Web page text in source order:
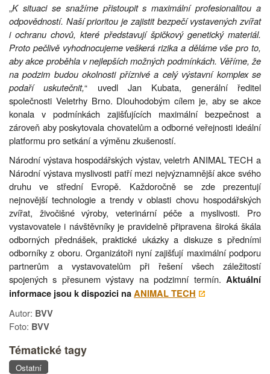
„K situaci se snažíme přistoupit s maximální profesionalitou a
odpovědností. Naší prioritou je zajistit bezpečí vystavených zvířat
i ochranu chovů, které představují špičkový genetický materiál.
Proto pečlivě vyhodnocujeme veškerá rizika a děláme vše pro to,
aby akce proběhla v nejlepších možných podmínkách. Věříme, že
na podzim budou okolnosti příznivé a celý výstavní komplex se
podaří uskutečnit,“ uvedl Jan Kubata, generální ředitel
společnosti Veletrhy Brno. Dlouhodobým cílem je, aby se akce
konala v podmínkách zajišťujících maximální bezpečnost a
zároveň aby poskytovala chovatelům a odborné veřejnosti ideální
platformu pro setkání a výměnu zkušeností.
Národní výstava hospodářských výstav, veletrh ANIMAL TECH a
Národní výstava myslivosti patří mezi nejvýznamnější akce svého
druhu ve střední Evropě. Každoročně se zde prezentují
nejnovější technologie a trendy v oblasti chovu hospodářských
zvířat, živočišné výroby, veterinární péče a myslivosti. Pro
vystavovatele i návštěvníky je pravidelně připravena široká škála
odborných přednášek, praktické ukázky a diskuze s předními
odborníky z oboru. Organizátoři nyní zajišťují maximální podporu
partnerům a vystavovatelům při řešení všech záležitostí
spojených s přesunem výstavy na podzimní termín. Aktuální
informace jsou k dispozici naANIMAL TECH
Autor: BVV
Foto: BVV
Tématické tagy
Ostatní